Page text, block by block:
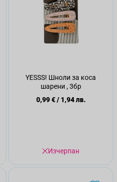
YESSS! Шноли за коса
шарени , 3бр
0,99 €/ 1,94 лв.
Изчерпан